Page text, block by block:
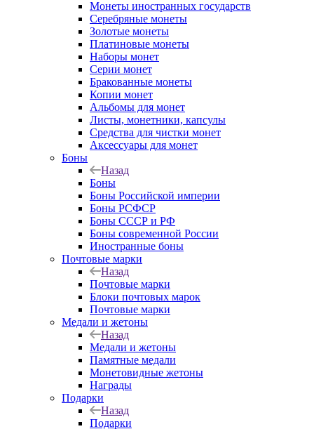
Монеты иностранных государств
Серебряные монеты
Золотые монеты
Платиновые монеты
Наборы монет
Серии монет
Бракованные монеты
Копии монет
Альбомы для монет
Листы, монетники, капсулы
Средства для чистки монет
Аксессуары для монет
Боны
Назад
Боны
Боны Российской империи
Боны РСФСР
Боны СССР и РФ
Боны современной России
Иностранные боны
Почтовые марки
Назад
Почтовые марки
Блоки почтовых марок
Почтовые марки
Медали и жетоны
Назад
Медали и жетоны
Памятные медали
Монетовидные жетоны
Награды
Подарки
Назад
Подарки